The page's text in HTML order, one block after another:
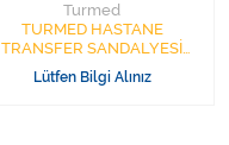
Turmed
TURMED HASTANE
TRANSFER SANDALYESİ
KARBON ÇELİK
Lütfen Bilgi Alınız